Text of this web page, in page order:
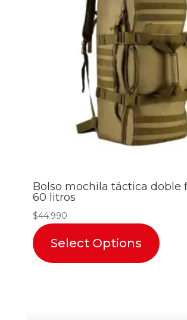
Bolso mochila táctica doble
60 litros
$44.990
Select Options